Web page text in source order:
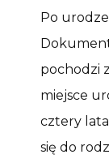
Po
pochodzi
miejsce
cztery lata
się do